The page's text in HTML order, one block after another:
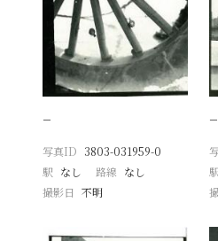
−
写真ID 3803-031959-0
駅 なし 路線 なし
撮影日
不明
−